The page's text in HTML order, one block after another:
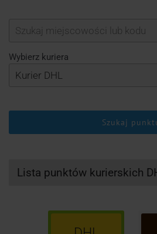
Wybierz kuriera
Szukaj
Lista punktów kurierskich